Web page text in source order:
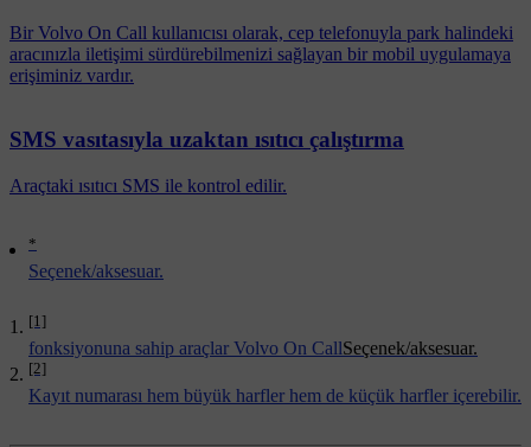
*
Seçenek/aksesuar.
[1]
fonksiyonuna sahip araçlar Volvo On CallSeçenek/aksesuar.
[2]
Kayıt numarası hem büyük harfler hem de küçük harfler içerebilir.
Bir Volvo On Call kullanıcısı olarak, cep telefonuyla park halindeki
aracınızla iletişimi sürdürebilmenizi sağlayan bir mobil uygulamaya
erişiminiz vardır.
SMS vasıtasıyla uzaktan ısıtıcı çalıştırma
Araçtaki ısıtıcı SMS ile kontrol edilir.